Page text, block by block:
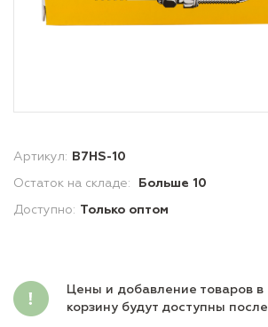
Артикул: B7HS-10
Остаток на складе: Больше 10
Доступно: Только оптом
Цены и добавление товаров в
корзину будут доступны после